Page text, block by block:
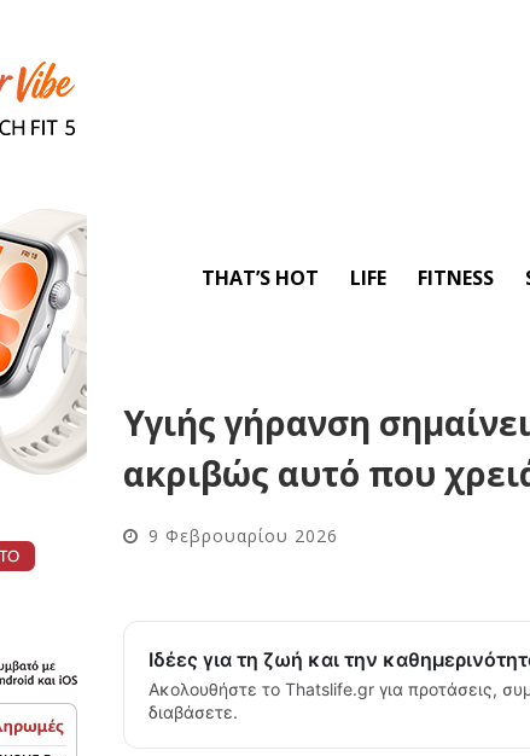
THAT’S HOT LIFE FITNESS
Υγιής γήρανση
ακριβώς αυτό που
9 Φεβρουαρίου 2026
Ιδέες για τη ζωή και την
Ακολουθήστε το Thatslife.gr για προτάσεις,
διαβάσετε.